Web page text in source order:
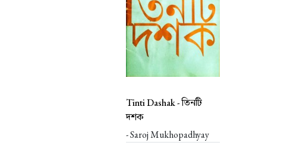
Tinti Dashak -তিনটি
দশক
- Saroj Mukhopadhyay